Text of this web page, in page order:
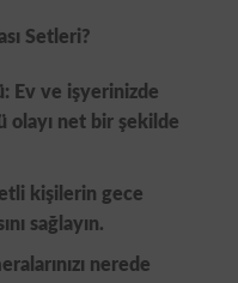
Setleri?
Ev ve işyerinizde
olayı net bir şekilde
kişilerin gece
sağlayın.
nerede